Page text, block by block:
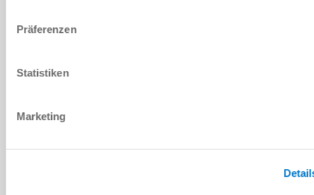
Präferenzen
Statistiken
Marketing